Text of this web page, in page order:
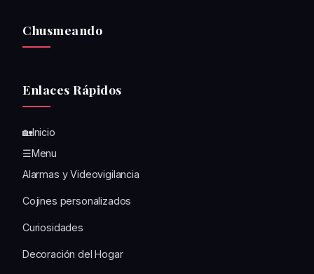
Chusmeando
Enlaces Rápidos
🏡Inicio
☰Menu
Alarmas y Videovigilancia
Cojines personalizados
Curiosidades
Decoración del Hogar